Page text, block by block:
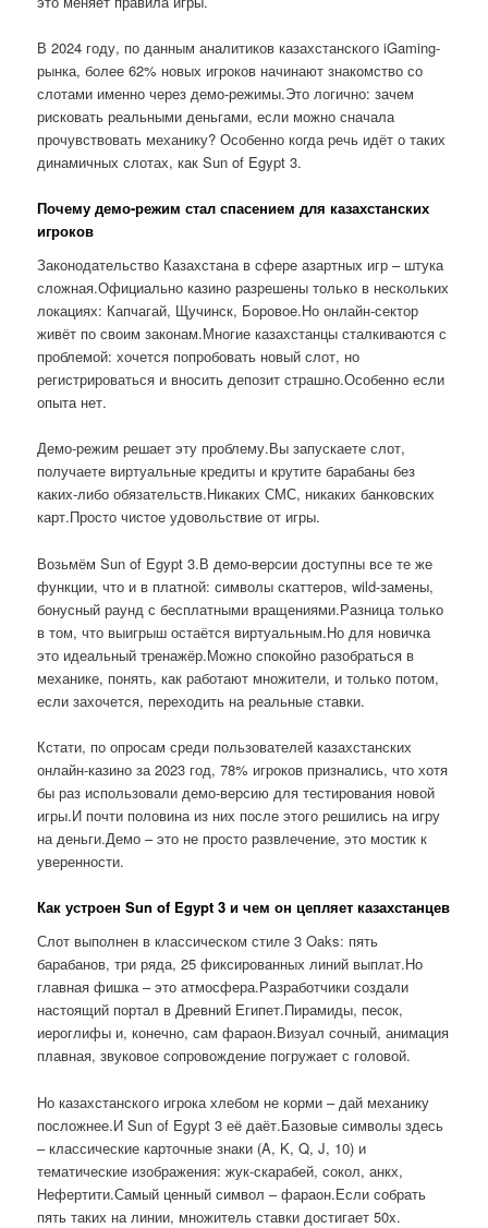
В 2024 году, по данным аналитиков казахстанского iGaming-
рынка, более 62% новых игроков начинают знакомство со
слотами именно через демо-режимы.Это логично: зачем
рисковать реальными деньгами, если можно сначала
прочувствовать механику? Особенно когда речь идёт о таких
динамичных слотах, как Sun of Egypt 3.
Почему демо-режим стал спасением для казахстанских
игроков
Законодательство Казахстана в сфере азартных игр – штука
сложная.Официально казино разрешены только в нескольких
локациях: Капчагай, Щучинск, Боровое.Но онлайн-сектор
живёт по своим законам.Многие казахстанцы сталкиваются с
проблемой: хочется попробовать новый слот, но
регистрироваться и вносить депозит страшно.Особенно если
опыта нет.
Демо-режим решает эту проблему.Вы запускаете слот,
получаете виртуальные кредиты и крутите барабаны без
каких-либо обязательств.Никаких СМС, никаких банковских
карт.Просто чистое удовольствие от игры.
Возьмём Sun of Egypt 3.В демо-версии доступны все те же
функции, что и в платной: символы скаттеров, wild-замены,
бонусный раунд с бесплатными вращениями.Разница только
в том, что выигрыш остаётся виртуальным.Но для новичка
это идеальный тренажёр.Можно спокойно разобраться в
механике, понять, как работают множители, и только потом,
если захочется, переходить на реальные ставки.
Кстати, по опросам среди пользователей казахстанских
онлайн-казино за 2023 год, 78% игроков признались, что хотя
бы раз использовали демо-версию для тестирования новой
игры.И почти половина из них после этого решились на игру
на деньги.Демо – это не просто развлечение, это мостик к
уверенности.
Как устроен Sun of Egypt 3 и чем он цепляет казахстанцев
Слот выполнен в классическом стиле 3 Oaks: пять
барабанов, три ряда, 25 фиксированных линий выплат.Но
главная фишка – это атмосфера.Разработчики создали
настоящий портал в Древний Египет.Пирамиды, песок,
иероглифы и, конечно, сам фараон.Визуал сочный, анимация
плавная, звуковое сопровождение погружает с головой.
Но казахстанского игрока хлебом не корми – дай механику
посложнее.И Sun of Egypt 3 её даёт.Базовые символы здесь
– классические карточные знаки (A, K, Q, J, 10) и
тематические изображения: жук-скарабей, сокол, анкх,
Нефертити.Самый ценный символ – фараон.Если собрать
пять таких на линии, множитель ставки достигает 50x.